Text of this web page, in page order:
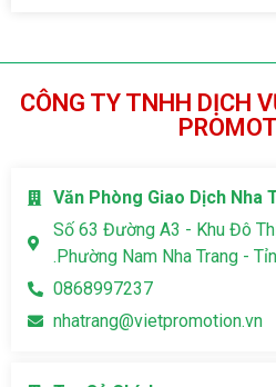
CÔNG TY TNHH DỊCH
Văn Phòng Giao Dịch Nha
Số 63 Đường A3 - Khu Đô
.Phường Nam Nha Trang -
0868997237
nhatrang@vietpromotion.vn